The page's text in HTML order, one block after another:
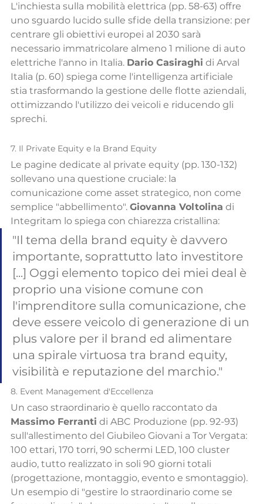
L'inchiesta sulla mobilità elettrica (pp. 58-63) offre
uno sguardo lucido sulle sfide della transizione: per
centrare gli obiettivi europei al 2030 sarà
necessario immatricolare almeno 1 milione di auto
elettriche l'anno in Italia. Dario Casiraghi di Arval
Italia (p. 60) spiega come l'intelligenza artificiale
stia trasformando la gestione delle flotte aziendali,
ottimizzando l'utilizzo dei veicoli e riducendo gli
sprechi.
7. Il Private Equity e la Brand Equity
Le pagine dedicate al private equity (pp. 130-132)
sollevano una questione cruciale: la
comunicazione come asset strategico, non come
semplice "abbellimento". Giovanna Voltolina di
Integritam lo spiega con chiarezza cristallina:
"Il tema della brand equity è davvero
importante, soprattutto lato investitore
[...] Oggi elemento topico dei miei deal è
proprio una visione comune con
l'imprenditore sulla comunicazione, che
deve essere veicolo di generazione di un
plus valore per il brand ed alimentare
una spirale virtuosa tra brand equity,
visibilità e reputazione del marchio."
8. Event Management d'Eccellenza
Un caso straordinario è quello raccontato da
Massimo Ferranti di ABC Produzione (pp. 92-93)
sull'allestimento del Giubileo Giovani a Tor Vergata:
100 ettari, 170 torri, 90 schermi LED, 100 cluster
audio, tutto realizzato in soli 90 giorni totali
(progettazione, montaggio, evento e smontaggio).
Un esempio di "gestire lo straordinario come se